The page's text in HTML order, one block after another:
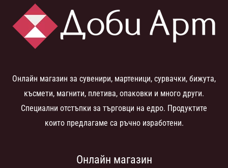
Онлайн магазин за сувенири, мартеници, сурвачки, бижута,
късмети, магнити, плетива, опаковки и много други.
Специални отстъпки за търговци на едро. Продуктите
които предлагаме са ръчно изработени.
Онлайн магазин